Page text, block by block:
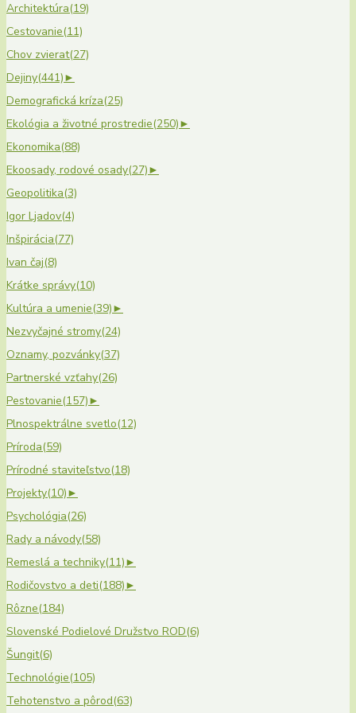
Architektúra(19)
Cestovanie(11)
Chov zvierat(27)
Dejiny(441)►
Demografická kríza(25)
Ekológia a životné prostredie(250)►
Ekonomika(88)
Ekoosady, rodové osady(27)►
Geopolitika(3)
Igor Ljadov(4)
Inšpirácia(77)
Ivan čaj(8)
Krátke správy(10)
Kultúra a umenie(39)►
Nezvyčajné stromy(24)
Oznamy, pozvánky(37)
Partnerské vzťahy(26)
Pestovanie(157)►
Plnospektrálne svetlo(12)
Príroda(59)
Prírodné staviteľstvo(18)
Projekty(10)►
Psychológia(26)
Rady a návody(58)
Remeslá a techniky(11)►
Rodičovstvo a deti(188)►
Rôzne(184)
Slovenské Podielové Družstvo ROD(6)
Šungit(6)
Technológie(105)
Tehotenstvo a pôrod(63)